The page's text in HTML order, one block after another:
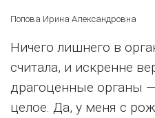
Попова Ирина Александровна
Ничего лишнего в
считала, и искренне
драгоценные органы
целое. Да, у меня с